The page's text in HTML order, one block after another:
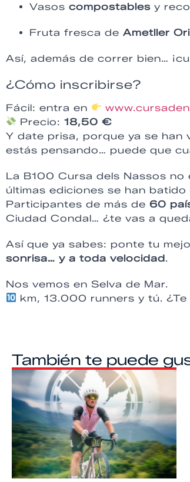
Vasos compostables y
Fruta fresca de Ametller
Así, además de correr bien…
¿Cómo inscribirse?
Fácil: entra en
Precio:18,50 €
Y date prisa, porque ya se han
estás pensando… puede que
La B100 Cursa dels Nassos
últimas ediciones se han batido
Participantes de más de 60
Ciudad Condal… ¿te vas a
Así que ya sabes: ponte tu
sonrisa… y a toda velocidad.
Nos vemos en Selva de Mar.
km, 13.000 runners y tú.
También te puede